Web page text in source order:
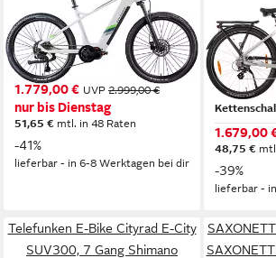
E-Bike Mountainbike X900
Mittelmotor Motor
733 Wh Akkuleistung
Kettenschaltung
Schaltung
1.779,00 € UVP 2.999,00 €
nur bis Dienstag
51,65 € mtl. in 48 Raten
-41%
lieferbar - in 6-8 Werktagen bei dir
E-Bike
Deluxe
Mittelmotor
522 Wh
1.679,00
48,75 €
-39%
lieferbar -
Telefunken E-Bike Cityrad E-City
SUV300, 7 Gang Shimano